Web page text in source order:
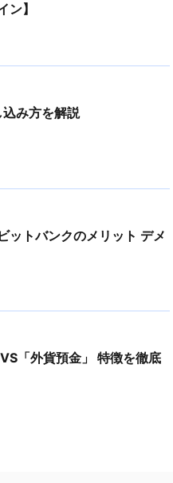
】
み方を解説
ットバンクのメリット デメ
「外貨預金」 特徴を徹底